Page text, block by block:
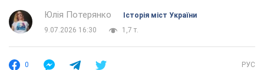
Юлія Потерянко
Історія міст України
9.07.2026 16:30
1,7 т.
0 РУС